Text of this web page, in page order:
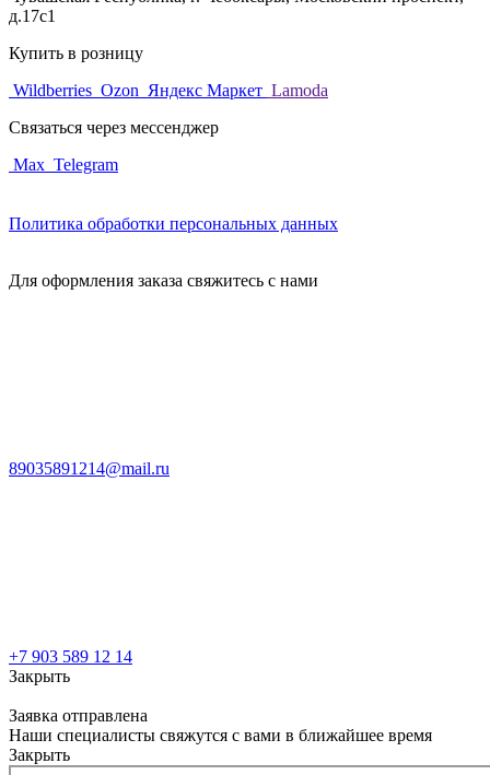
д.17с1
Купить в розницу
Wildberries Ozon Яндекс Маркет Lamoda
Связаться через мессенджер
Max Telegram
Политика обработки персональных данных
Для оформления заказа свяжитесь с нами
89035891214@mail.ru
+7 903 589 12 14
Закрыть
Заявка отправлена
Наши специалисты свяжутся с вами в ближайшее время
Закрыть